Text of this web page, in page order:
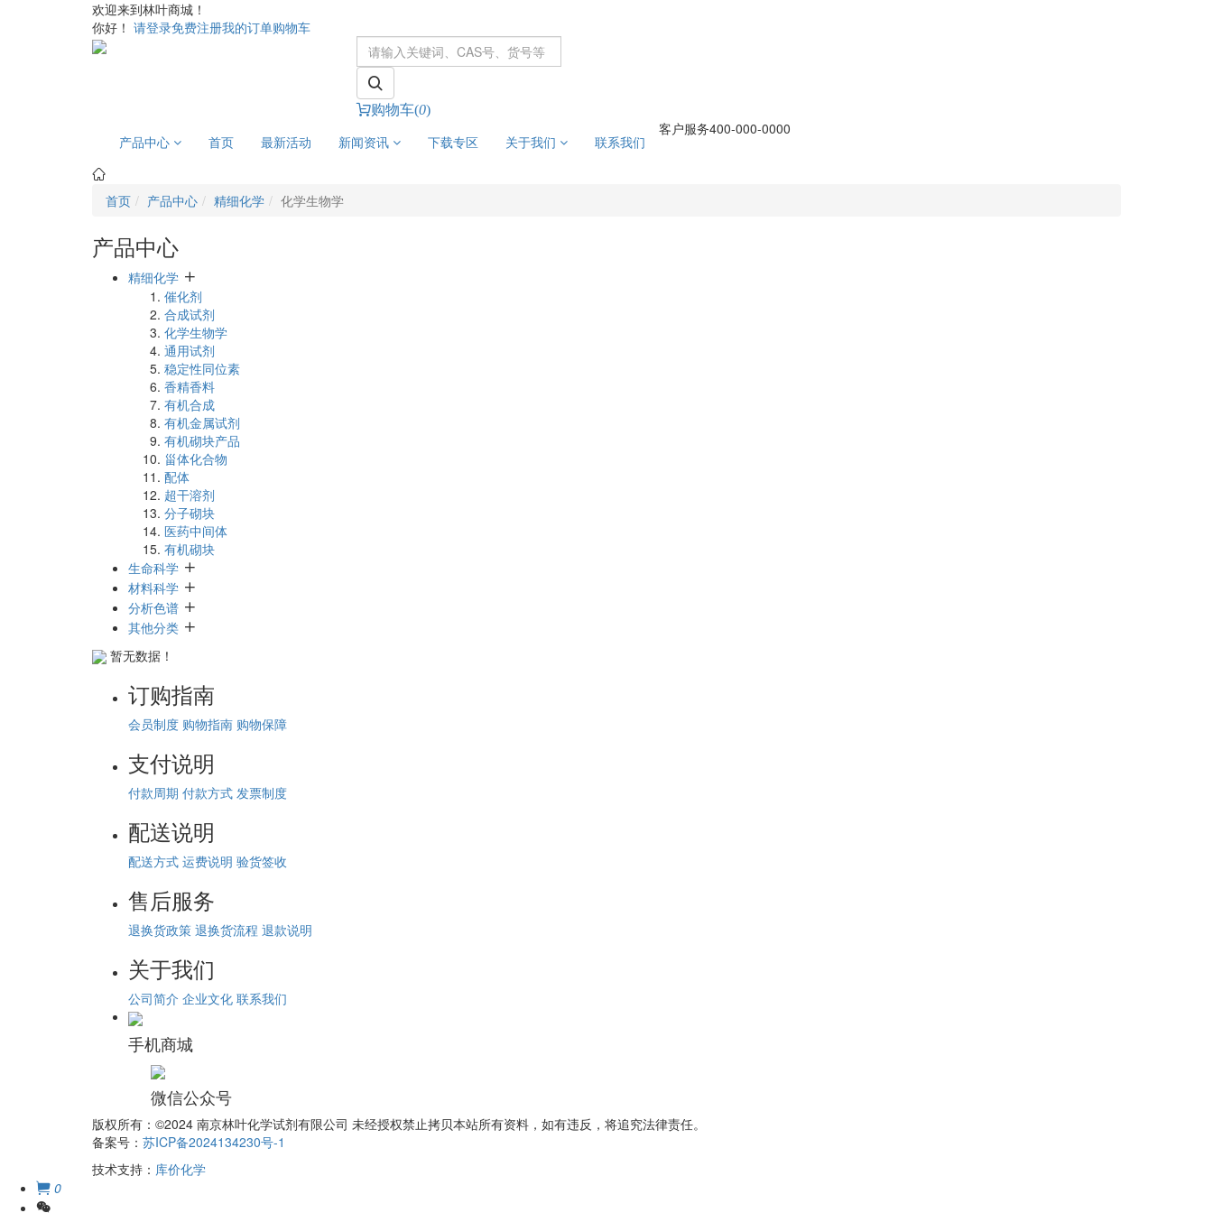
欢迎来到林叶商城！
你好！ 请登录免费注册我的订单购物车
购物车(0)
产品中心 首页 最新活动 新闻资讯 下载专区 关于我们 联系我们
客户服务400-000-0000
首页 产品中心 精细化学 化学生物学
产品中心
精细化学
催化剂
合成试剂
化学生物学
通用试剂
稳定性同位素
香精香料
有机合成
有机金属试剂
有机砌块产品
甾体化合物
配体
超干溶剂
分子砌块
医药中间体
有机砌块
生命科学
材料科学
分析色谱
其他分类
暂无数据！
订购指南
会员制度 购物指南 购物保障
支付说明
付款周期 付款方式 发票制度
配送说明
配送方式 运费说明 验货签收
售后服务
退换货政策 退换货流程 退款说明
关于我们
公司简介 企业文化 联系我们
手机商城
微信公众号
版权所有：©2024 南京林叶化学试剂有限公司 未经授权禁止拷贝本站所有资料，如有违反，将追究法律责任。
备案号： 苏ICP备2024134230号-1
技术支持： 库价化学
0